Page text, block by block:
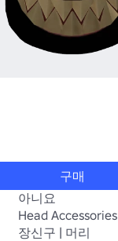
구매
아니요
Head Accessories
장신구 | 머리